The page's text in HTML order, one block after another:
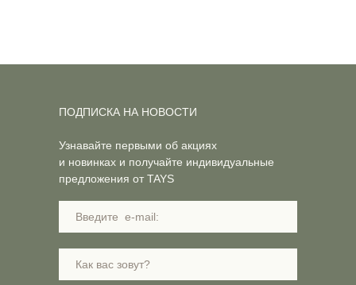
Узнавайте первыми об акциях
и новинках и получайте индивидуальные
предложения от TAYS
ПОДПИСКА НА НОВОСТИ